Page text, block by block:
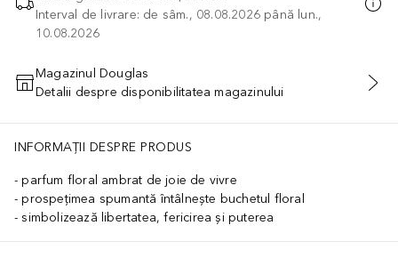
Interval de livrare: de sâm., 08.08.2026 până lun.,
10.08.2026
ADĂUGAȚI ÎN COŞ
Magazinul Douglas
Detalii despre disponibilitatea magazinului
INFORMAȚII DESPRE PRODUS
parfum floral ambrat de joie de vivre
prospețimea spumantă întâlnește buchetul floral
simbolizează libertatea, fericirea și puterea